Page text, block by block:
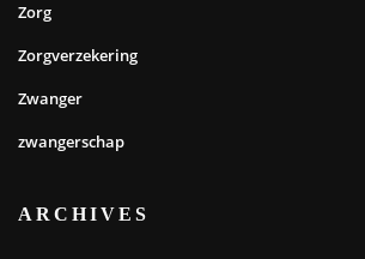
Zorg
Zorgverzekering
Zwanger
zwangerschap
ARCHIVES